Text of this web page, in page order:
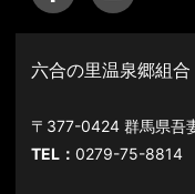
六合の里温泉郷組合
〒377-0424 群馬県吾
TEL：0279-75-8814